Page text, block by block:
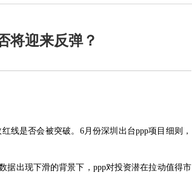
将迎来反弹？
线是否会被突破。6月份深圳出台ppp项目细则，
据出现下滑的背景下，ppp对投资潜在拉动值得市